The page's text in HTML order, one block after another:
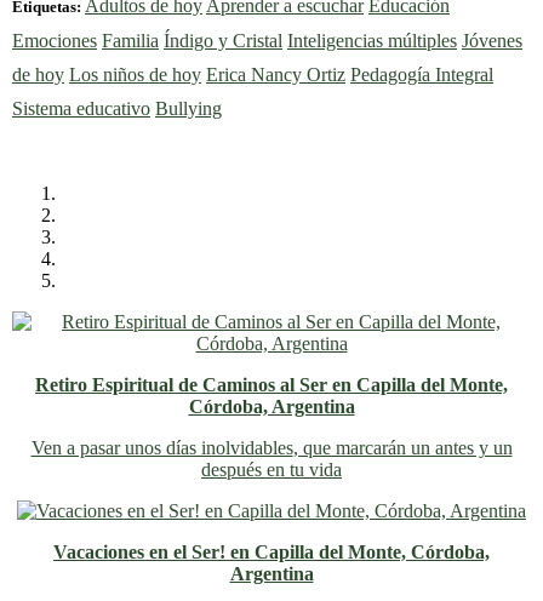
Etiquetas: Adultos de hoy Aprender a escuchar Educación
Emociones Familia Índigo y Cristal Inteligencias múltiples Jóvenes
de hoy Los niños de hoy Erica Nancy Ortiz Pedagogía Integral
Sistema educativo Bullying
Retiro Espiritual de Caminos al Ser en Capilla del Monte,
Córdoba, Argentina
Ven a pasar unos días inolvidables, que marcarán un antes y un
después en tu vida
Vacaciones en el Ser! en Capilla del Monte, Córdoba,
Argentina